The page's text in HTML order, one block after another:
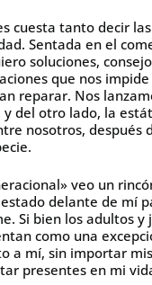
cuesta tanto decir
Sentada en el
soluciones,
que nos
reparar. Nos
del otro lado, la
nosotros, después
veo un
delante de mí
Si bien los adultos
como una
a mí, sin importar
presentes en mi